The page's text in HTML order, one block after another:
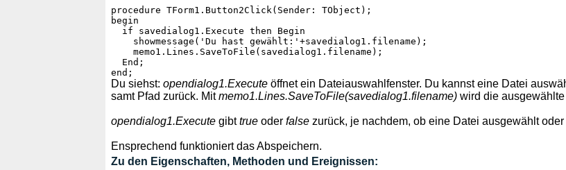
procedure TForm1.Button2Click(Sender: TObject);
begin
  if savedialog1.Execute then Begin
    showmessage('Du hast gewählt:'+savedialog1.filename);
    memo1.Lines.SaveToFile(savedialog1.filename);
  End;
Du siehst: opendialog1.Execute öffnet ein Dateiauswahlfenster. Du kannst eine Datei
samt Pfad zurück. Mitmemo1.Lines.SaveToFile(savedialog1.filename) wird die
opendialog1.Execute gibttrue oder false zurück, je nachdem, ob eine Datei ausgewählt
Ensprechend funktioniert das Abspeichern.
Zu den Eigenschaften, Methoden und Ereignissen: